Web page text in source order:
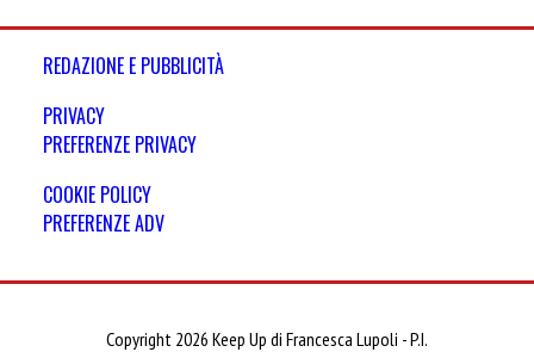
REDAZIONE E PUBBLICITÀ
PRIVACY
PREFERENZE PRIVACY
COOKIE POLICY
PREFERENZE ADV
Copyright 2026 Keep Up di Francesca Lupoli - P.I.